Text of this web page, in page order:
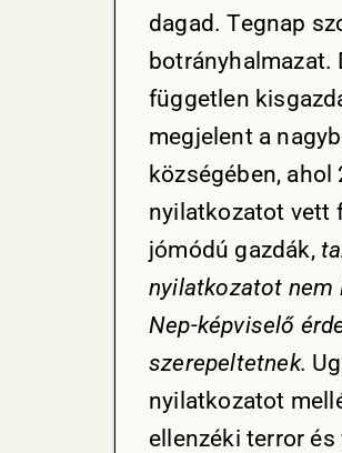
dagad. Tegnap
botrányhalmazat.
független
megjelent a
községében,
nyilatkozatot vett
jómódú gazdák,
nyilatkozatot nem
Nep-képviselő
szerepeltetnek.
nyilatkozatot
ellenzéki terror